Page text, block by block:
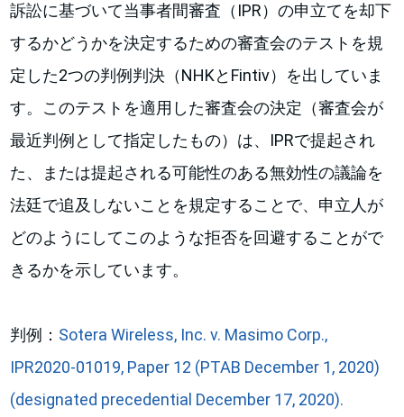
訴訟に基づいて当事者間審査（IPR）の申立てを却下
するかどうかを決定するための審査会のテストを規
定した2つの判例判決（NHKとFintiv）を出していま
す。このテストを適用した審査会の決定（審査会が
最近判例として指定したもの）は、IPRで提起され
た、または提起される可能性のある無効性の議論を
法廷で追及しないことを規定することで、申立人が
どのようにしてこのような拒否を回避することがで
きるかを示しています。
判例： Sotera Wireless, Inc. v. Masimo Corp.,
IPR2020-01019, Paper 12 (PTAB December 1, 2020)
(designated precedential December 17, 2020).